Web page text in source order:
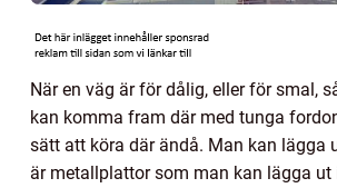
När en väg är för dålig, eller för smal,
kan komma fram där med tunga
sätt att köra där ändå. Man kan lägga
är metallplattor som man kan lägga ut